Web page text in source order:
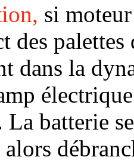
si
des
dans la
La batterie